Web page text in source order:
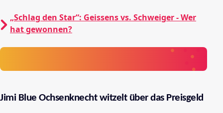
„Schlag den Star“: Geissens vs. Schweiger - Wer
hat gewonnen?
Jimi Blue Ochsenknecht witzelt über das Preisgeld